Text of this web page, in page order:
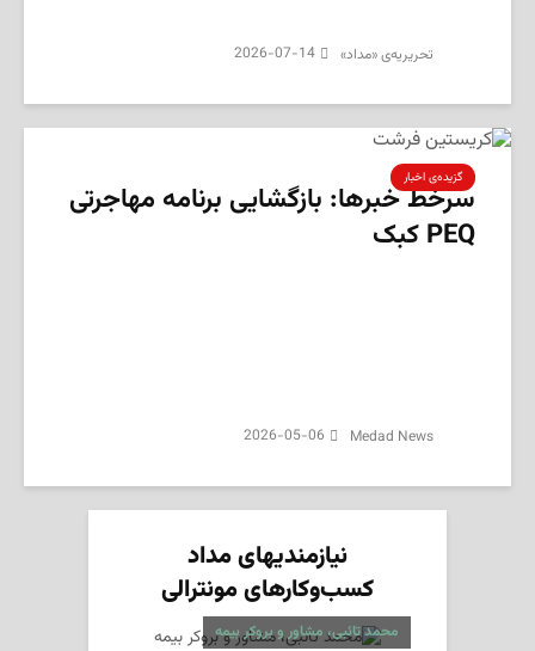
تحریریه‌ی «مداد» 2026-07-14
گزیده‌ی‌ اخبار
سرخط خبرها: بازگشایی برنامه مهاجرتی
PEQ کبک
2026-05-06
نیازمندیهای مداد
کسب‌وکارهای مونترالی
محمد تائبی، مشاور و بروکر بیمه